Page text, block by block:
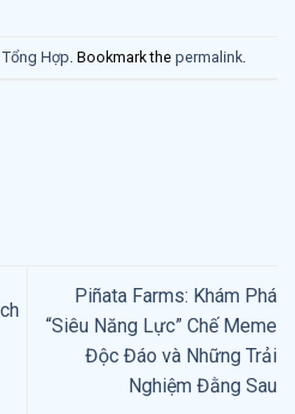
Tổng Hợp . Bookmark the permalink
Piñata Farms: Khám Phá
“Siêu Năng Lực” Chế Meme
Độc Đáo và Những Trải
Nghiệm Đằng Sau